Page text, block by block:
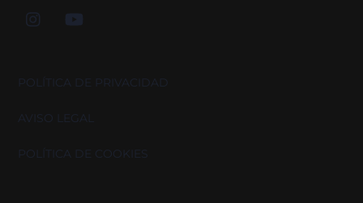
POLÍTICA DE PRIVACIDAD
AVISO LEGAL
POLÍTICA DE COOKIES